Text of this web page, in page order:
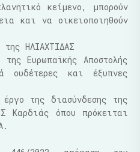
κείμενο, μπορούν
και να οικειοποιηθούν
ΗΛΙΑΧΤΙΔΑΣ
Ευρωπαϊκής Αποστολής
ουδέτερες και έξυπνες
της διασύνδεσης της
Καρδιάς όπου πρόκειται